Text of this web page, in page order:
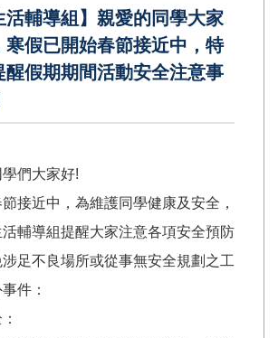
活輔導組】親愛的同學大家
寒假已開始春節接近中，特
醒假期期間活動安全注意事
們大家好!
接近中，為維護同學健康及安全，
輔導組提醒大家注意各項安全預防
足不良場所或從事無安全規劃之工
件：